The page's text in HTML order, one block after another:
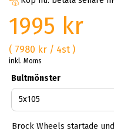
1995 kr
( 7980 kr / 4st )
inkl. Moms
Bultmönster
Brock Wheels startade